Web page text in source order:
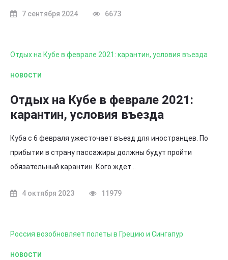
7 сентября 2024 6673
НОВОСТИ
Отдых на Кубе в феврале 2021:
карантин, условия въезда
Куба с 6 февраля ужесточает въезд для иностранцев. По
прибытии в страну пассажиры должны будут пройти
обязательный карантин. Кого ждет…
4 октября 2023 11979
Отдых на Кубе в феврале 2021: карантин, условия въезда
НОВОСТИ
Россия возобновляет полеты в Грецию и Сингапур